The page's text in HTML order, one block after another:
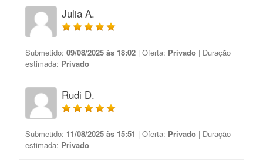
Julia A.
Submetido: 09/08/2025 às 18:02 | Oferta: Privado | Duração
estimada: Privado
Rudi D.
Submetido: 11/08/2025 às 15:51 | Oferta: Privado | Duração
estimada: Privado